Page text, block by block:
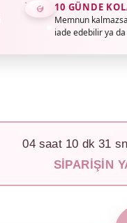
10 GÜNDE
Memnun
iade edebilir ya
04saat 10 dk27
SIPARIŞIN